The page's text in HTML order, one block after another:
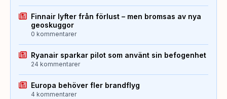
Finnair lyfter från förlust – men bromsas av nya
geoskuggor
0 kommentarer
Ryanair sparkar pilot som använt sin befogenhet
24 kommentarer
Europa behöver fler brandflyg
4 kommentarer